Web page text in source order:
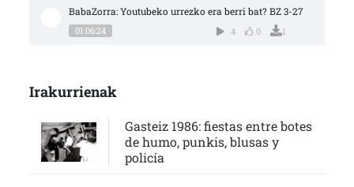
BabaZorra: Youtubeko urrezko era berri bat? BZ 3-27
01:06:24 4 0 1
Irakurrienak
Gasteiz 1986: fiestas entre botes
de humo, punkis, blusas y
policía